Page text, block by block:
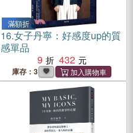
滿額折
16.女子丹寧：好感度up的質
感單品
9
432
庫存：3